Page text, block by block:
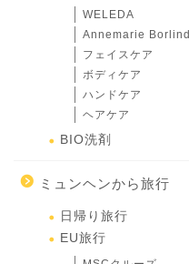
WELEDA
Annemarie Borlind
フェイスケア
ボディケア
ハンドケア
ヘアケア
BIO洗剤
ミュンヘンから旅行
日帰り旅行
EU旅行